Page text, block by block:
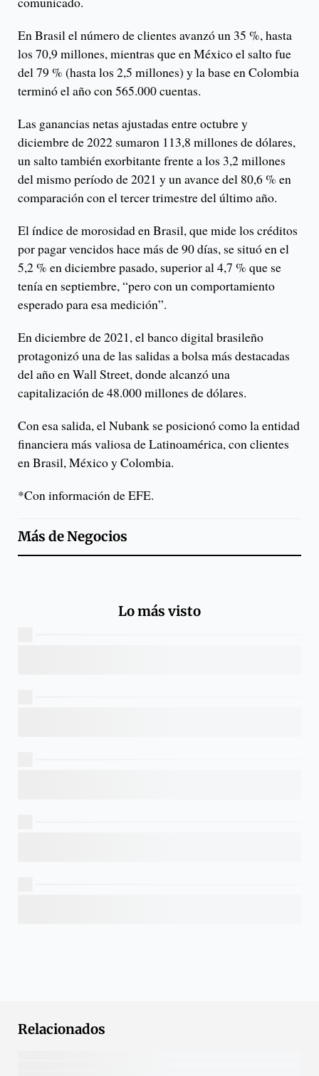
En Brasil el número de clientes avanzó un 35 %, hasta
los 70,9 millones, mientras que en México el salto fue
del 79 % (hasta los 2,5 millones) y la base en Colombia
terminó el año con 565.000 cuentas.
Las ganancias netas ajustadas entre octubre y
diciembre de 2022 sumaron 113,8 millones de dólares,
un salto también exorbitante frente a los 3,2 millones
del mismo período de 2021 y un avance del 80,6 % en
comparación con el tercer trimestre del último año.
El índice de morosidad en Brasil, que mide los créditos
por pagar vencidos hace más de 90 días, se situó en el
5,2 % en diciembre pasado, superior al 4,7 % que se
tenía en septiembre, “pero con un comportamiento
esperado para esa medición”.
En diciembre de 2021, el banco digital brasileño
protagonizó una de las salidas a bolsa más destacadas
del año en Wall Street, donde alcanzó una
capitalización de 48.000 millones de dólares.
Con esa salida, el Nubank se posicionó como la entidad
financiera más valiosa de Latinoamérica, con clientes
en Brasil, México y Colombia.
*Con información de EFE.
Más deNegocios
Lo más visto
Relacionados